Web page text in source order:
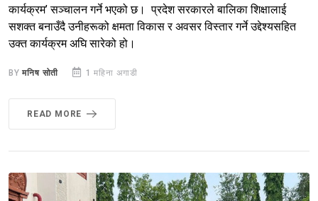
कार्यक्रम’ सञ्चालन गर्ने भएको छ। प्रदेश सरकारले बालिका शिक्षालाई
सशक्त बनाउँदै उनीहरूको क्षमता विकास र अवसर विस्तार गर्ने उद्देश्यसहित
उक्त कार्यक्रम अघि सारेको हो।
BYमनिष सोती 1 महिना अगाडी
READ MORE